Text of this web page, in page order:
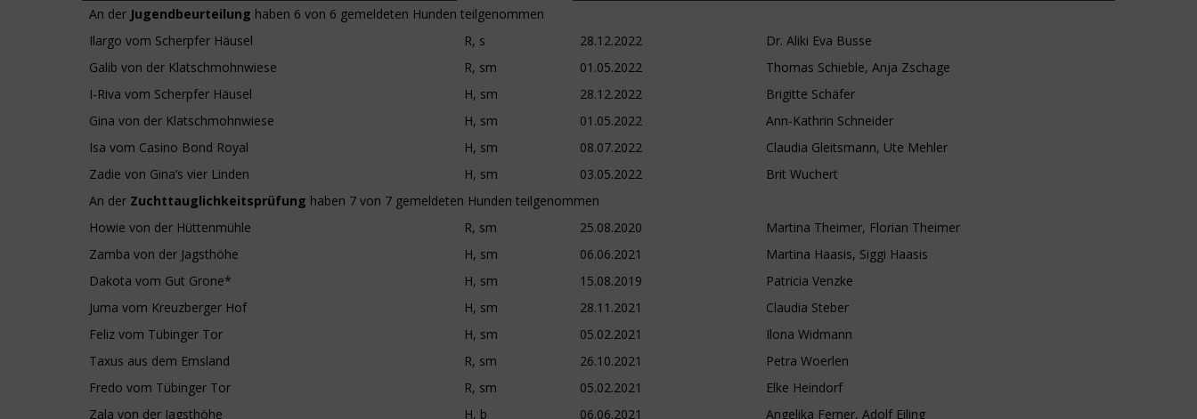
An der Jugendbeurteilung haben 6 von 6 gemeldeten Hunden teilgenommen
Ilargo vom Scherpfer Häusel
R, s 28.12.2022
Dr. Aliki Eva Busse
Galib von der Klatschmohnwiese
R, sm 01.05.2022
Thomas Schieble, Anja Zschage
I-Riva vom Scherpfer Häusel
H, sm 28.12.2022
Brigitte Schäfer
Gina von der Klatschmohnwiese
H, sm 01.05.2022
Ann-Kathrin Schneider
Isa vom Casino Bond Royal
H, sm 08.07.2022
Claudia Gleitsmann, Ute Mehler
Zadie von Gina’s vier Linden
H, sm 03.05.2022
Brit Wuchert
An der Zuchttauglichkeitsprüfung haben 7 von 7 gemeldeten Hunden teilgenommen
Howie von der Hüttenmühle
R, sm 25.08.2020
Martina Theimer, Florian Theimer
Zamba von der Jagsthöhe
H, sm 06.06.2021
Martina Haasis, Siggi Haasis
Dakota vom Gut Grone*
H, sm 15.08.2019
Patricia Venzke
Juma vom Kreuzberger Hof
H, sm 28.11.2021
Claudia Steber
Feliz vom Tübinger Tor
H, sm 05.02.2021
Ilona Widmann
Taxus aus dem Emsland
R, sm 26.10.2021
Petra Woerlen
Fredo vom Tübinger Tor
R, sm 05.02.2021
Elke Heindorf
Zala von der Jagsthöhe
H, b 06.06.2021 Angelika Ferner, Adolf Eiling